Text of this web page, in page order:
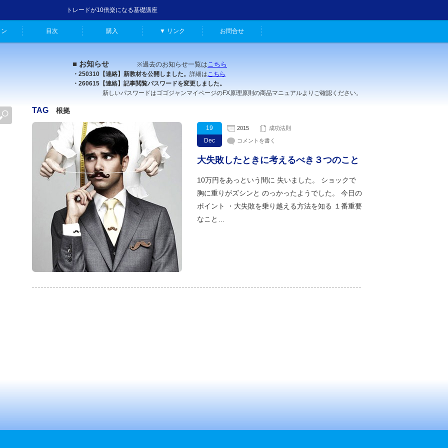
トレードが10倍楽になる基礎講座
目次 購入 ▼ リンク お問合せ
■ お知らせ ※過去のお知らせ一覧はこちら
・250310【連絡】新教材を公開しました。 詳細はこちら
・260615【連絡】記事閲覧パスワードを変更しました。
新しいパスワードはゴゴジャンマイページのFX原理原則の商品マニュアルよりご確認ください。
TAG 根拠
19
Dec
2015 成功法則
コメントを書く
大失敗したときに考えるべき３つのこと
10万円をあっという間に 失いました。 ショックで
胸に重りがズシンと のっかったようでした。 今日の
ポイント ・大失敗を乗り越える方法を知る １番重要
なこと…